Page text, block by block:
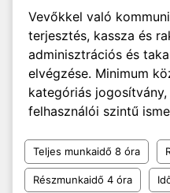
Vevőkkel való
terjesztés, kassza és
adminisztrációs és
elvégzése. Minimum
kategóriás
felhasználói szintű
Teljes munkaidő 8 óra
Részmunkaidő 4 óra